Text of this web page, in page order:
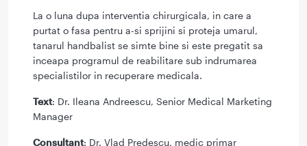
La o luna dupa interventia chirurgicala, in care a
purtat o fasa pentru a-si sprijini si proteja umarul,
tanarul handbalist se simte bine si este pregatit sa
inceapa programul de reabilitare sub indrumarea
specialistilor in recuperare medicala.
Text: Dr. Ileana Andreescu, Senior Medical Marketing
Manager
Consultant: Dr. Vlad Predescu, medic primar